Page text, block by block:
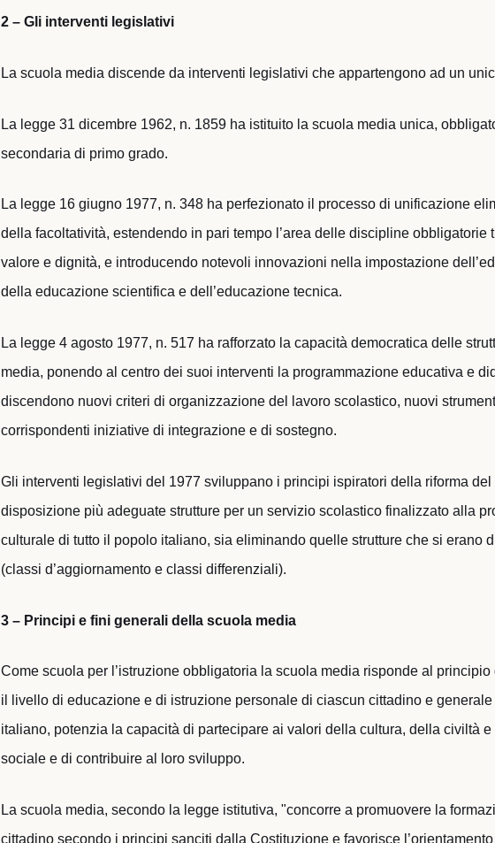
2 – Gli interventi legislativi
La scuola media discende da interventi legislativi che appartengono ad un
La legge 31 dicembre 1962, n. 1859 ha istituito la scuola media unica,
secondaria di primo grado.
La legge 16 giugno 1977, n. 348 ha perfezionato il processo di unificazione
della facoltatività, estendendo in pari tempo l’area delle discipline obbligatorie
valore e dignità, e introducendo notevoli innovazioni nella impostazione
della educazione scientifica e dell’educazione tecnica.
La legge 4 agosto 1977, n. 517 ha rafforzato la capacità democratica delle
media, ponendo al centro dei suoi interventi la programmazione educativa e
discendono nuovi criteri di organizzazione del lavoro scolastico, nuovi
corrispondenti iniziative di integrazione e di sostegno.
Gli interventi legislativi del 1977 sviluppano i principi ispiratori della riforma del
disposizione più adeguate strutture per un servizio scolastico finalizzato alla
culturale di tutto il popolo italiano, sia eliminando quelle strutture che si erano
(classi d’aggiornamento e classi differenziali).
3 – Principi e fini generali della scuola media
Come scuola per l’istruzione obbligatoria la scuola media risponde al
il livello di educazione e di istruzione personale di ciascun cittadino e
italiano, potenzia la capacità di partecipare ai valori della cultura, della civiltà
sociale e di contribuire al loro sviluppo.
La scuola media, secondo la legge istitutiva, "concorre a promuovere la
cittadino secondo i principi sanciti dalla Costituzione e favorisce